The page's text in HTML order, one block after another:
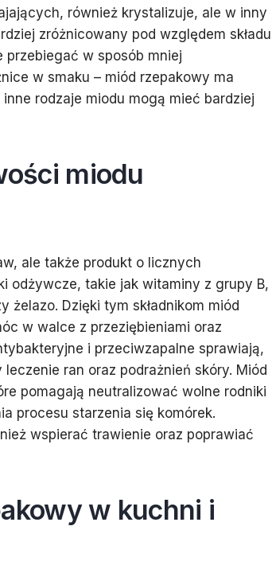
również krystalizuje, ale w inny
zróżnicowany pod względem składu
w sposób mniej
w smaku – miód rzepakowy ma
rodzaje miodu mogą mieć bardziej
miodu
ale także produkt o licznych
odżywcze, takie jak witaminy z grupy B,
żelazo. Dzięki tym składnikom miód
w walce z przeziębieniami oraz
i przeciwzapalne sprawiają,
ran oraz podrażnień skóry. Miód
pomagają neutralizować wolne rodniki
procesu starzenia się komórek.
wspierać trawienie oraz poprawiać
w kuchni i